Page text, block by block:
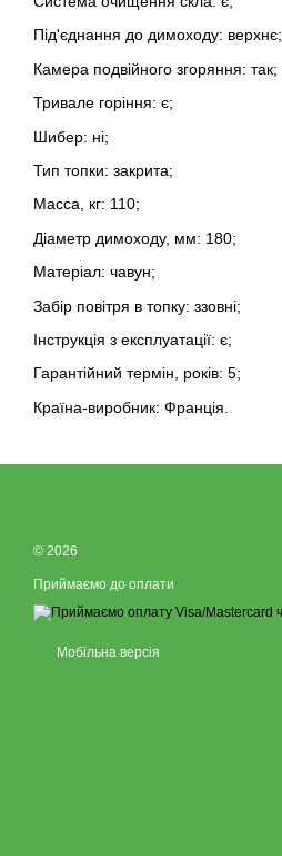
Під'єднання до димоходу: верхнє;
Камера подвійного згоряння: так;
Тривале горіння: є;
Шибер: ні;
Тип топки: закрита;
Масса, кг: 110;
Діаметр димоходу, мм: 180;
Матеріал: чавун;
Забір повітря в топку: ззовні;
Інструкція з експлуатації: є;
Гарантійний термін, років: 5;
Країна-виробник: Франція.
© 2026
Приймаємо до оплати
Мобільна версія